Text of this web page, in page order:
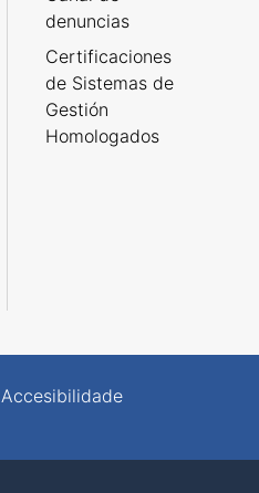
denuncias
Certificaciones
de Sistemas de
Gestión
Homologados
Accesibilidade